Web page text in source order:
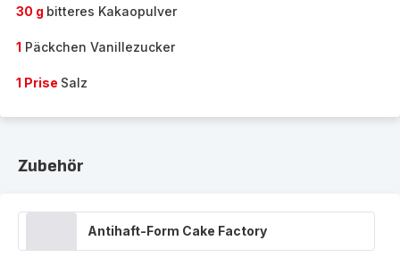
30 g bitteres Kakaopulver
1 Päckchen Vanillezucker
1 Prise Salz
Zubehör
Antihaft-Form Cake Factory